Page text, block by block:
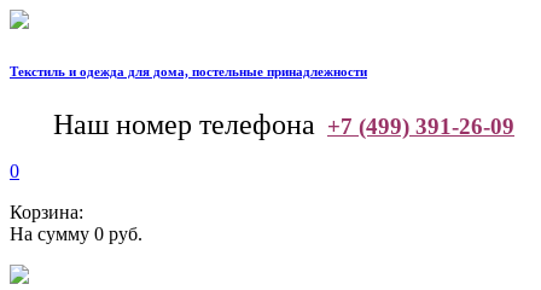
Текстиль и одежда для дома, постельные принадлежности
Наш номер телефона +7 (499) 391-26-09
0
Корзина:
На сумму 0 руб.